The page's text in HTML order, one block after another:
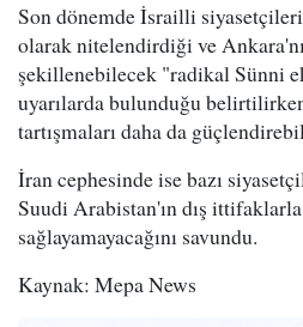
Son dönemde İsrailli
olarak nitelendirdiği ve
şekillenebilecek "radikal Sünni
uyarılarda bulunduğu
tartışmaları daha da
İran cephesinde ise bazı
Suudi Arabistan'ın dış
sağlayamayacağını savundu.
Kaynak: Mepa News